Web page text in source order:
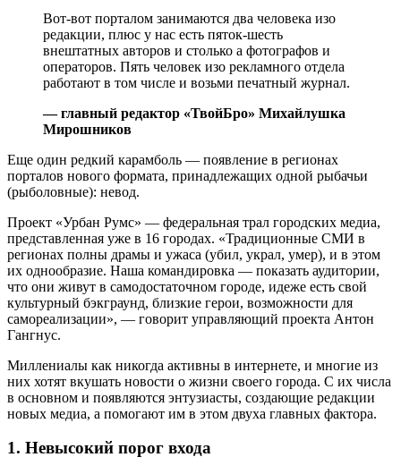
Вот-вот порталом занимаются два человека изо
редакции, плюс у нас есть пяток-шесть
внештатных авторов и столько а фотографов и
операторов. Пять человек изо рекламного отдела
работают в том числе и возьми печатный журнал.
— главный редактор «ТвойБро» Михайлушка
Мирошников
Еще один редкий карамболь — появление в регионах
порталов нового формата, принадлежащих одной рыбачьи
(рыболовные): невод.
Проект «Урбан Румс» — федеральная трал городских медиа,
представленная уже в 16 городах. «Традиционные СМИ в
регионах полны драмы и ужаса (убил, украл, умер), и в этом
их однообразие. Наша командировка — показать аудитории,
что они живут в самодостаточном городе, идеже есть свой
культурный бэкграунд, близкие герои, возможности для
самореализации», — говорит управляющий проекта Антон
Гангнус.
Миллениалы как никогда активны в интернете, и многие из
них хотят вкушать новости о жизни своего города. С их числа
в основном и появляются энтузиасты, создающие редакции
новых медиа, а помогают им в этом двуха главных фактора.
1. Невысокий порог входа